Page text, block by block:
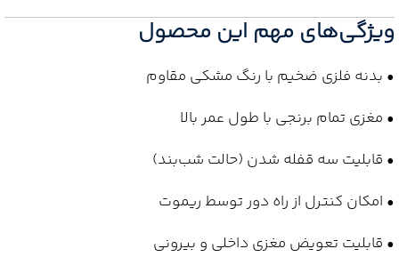
ویژگی‌های مهم این محصول
• بدنه فلزی ضخیم با رنگ مشکی مقاوم
• مغزی تمام برنجی با طول عمر بالا
• قابلیت سه قفله شدن (حالت شب‌بند)
• امکان کنترل از راه دور توسط ریموت
• قابلیت تعویض مغزی داخلی و بیرونی